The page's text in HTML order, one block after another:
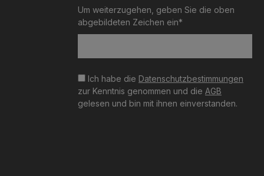
Um weiterzugehen, geben Sie die oben
abgebildeten Zeichen ein*
Ich habe die Datenschutzbestimmungen
zur Kenntnis genommen und die AGB
gelesen und bin mit ihnen einverstanden.